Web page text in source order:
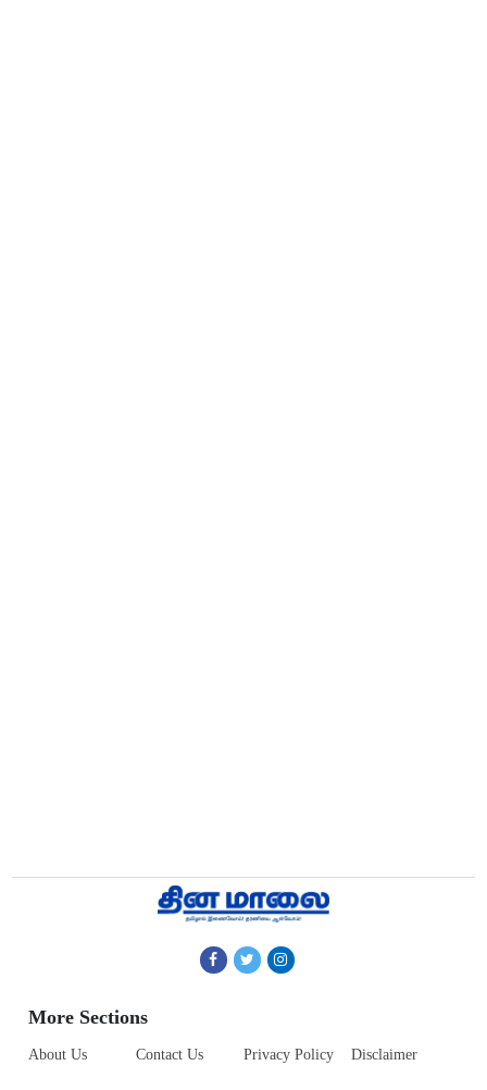
More Sections
About Us Contact Us Privacy Policy Disclaimer